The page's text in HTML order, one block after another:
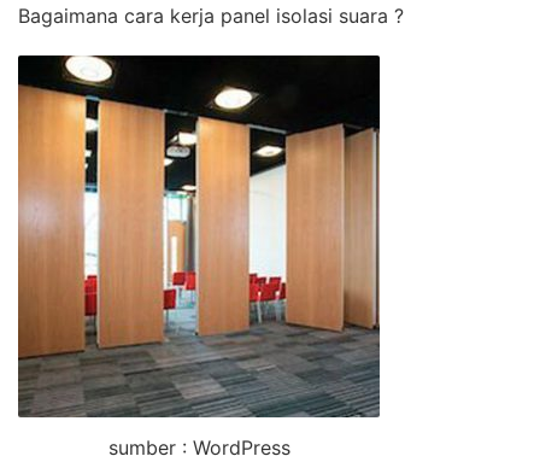
Bagaimana cara kerja panel isolasi suara ?
sumber : WordPress